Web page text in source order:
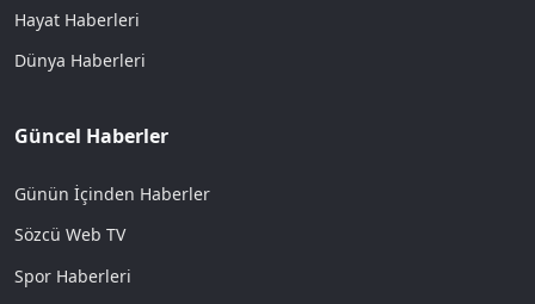
Hayat Haberleri
Dünya Haberleri
Güncel Haberler
Günün İçinden Haberler
Sözcü Web TV
Spor Haberleri